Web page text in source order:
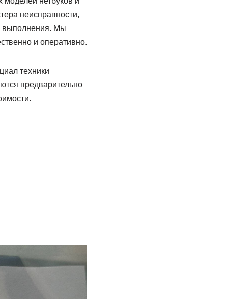
неисправности,
выполнения. Мы
и оперативно.
техники
предварительно